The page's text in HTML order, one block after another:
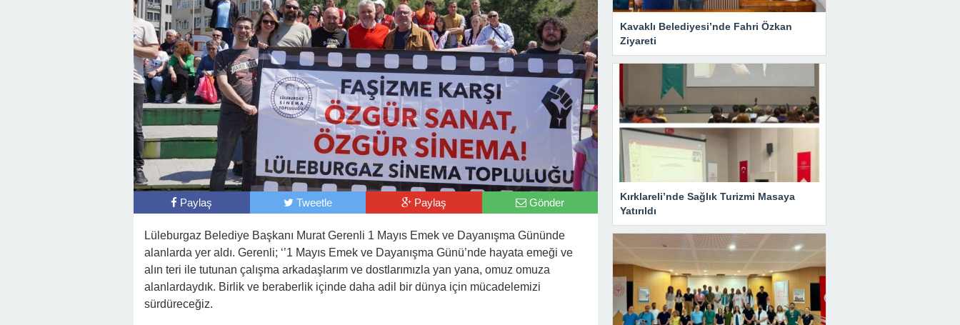
Paylaş Tweetle Paylaş Gönder
Lüleburgaz Belediye Başkanı Murat Gerenli 1 Mayıs Emek ve Dayanışma Gününde
alanlarda yer aldı. Gerenli; ‘’1 Mayıs Emek ve Dayanışma Günü’nde hayata emeği ve
alın teri ile tutunan çalışma arkadaşlarım ve dostlarımızla yan yana, omuz omuza
alanlardaydık. Birlik ve beraberlik içinde daha adil bir dünya için mücadelemizi
sürdüreceğiz.
Kavaklı Belediyesi’nde Fahri Özkan
Ziyareti
Kırklareli’nde Sağlık Turizmi Masaya
Yatırıldı